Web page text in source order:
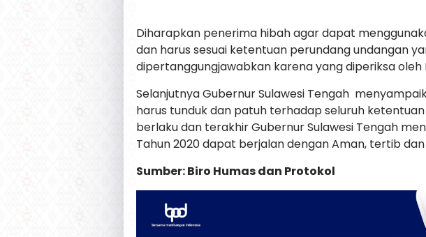
Diharapkan penerima hibah agar dapat
dan harus sesuai ketentuan perundang undangan
dipertanggungjawabkan karena yang diperiksa oleh
Selanjutnya Gubernur Sulawesi Tengah
harus tunduk dan patuh terhadap seluruh
berlaku dan terakhir Gubernur Sulawesi Tengah
Tahun 2020 dapat berjalan dengan Aman, tertib dan
Sumber: Biro Humas dan Protokol